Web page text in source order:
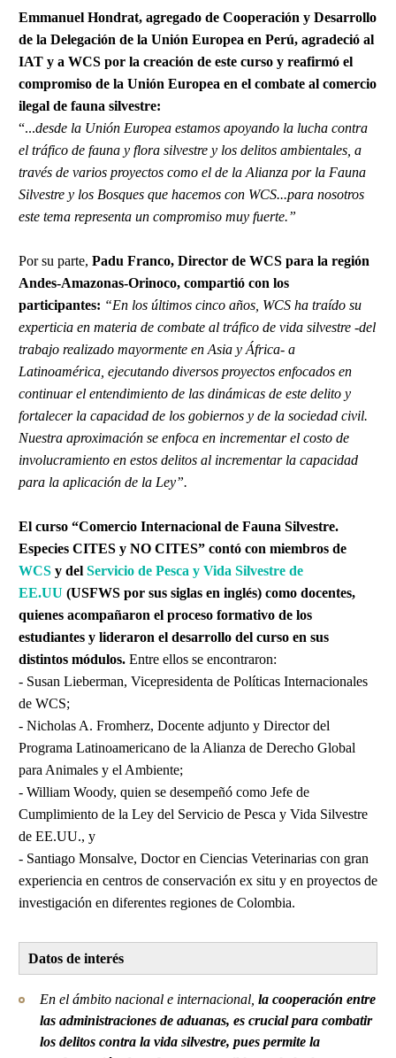
Emmanuel Hondrat, agregado de Cooperación y Desarrollo
de la Delegación de la Unión Europea en Perú, agradeció al
IAT y a WCS por la creación de este curso y reafirmó el
compromiso de la Unión Europea en el combate al comercio
ilegal de fauna silvestre:
“...desde la Unión Europea estamos apoyando la lucha contra
el tráfico de fauna y flora silvestre y los delitos ambientales, a
través de varios proyectos como el de la Alianza por la Fauna
Silvestre y los Bosques que hacemos con WCS...para nosotros
este tema representa un compromiso muy fuerte.”
Por su parte, Padu Franco, Director de WCS para la región
Andes-Amazonas-Orinoco, compartió con los
participantes: “En los últimos cinco años, WCS ha traído su
experticia en materia de combate al tráfico de vida silvestre -del
trabajo realizado mayormente en Asia y África- a
Latinoamérica, ejecutando diversos proyectos enfocados en
continuar el entendimiento de las dinámicas de este delito y
fortalecer la capacidad de los gobiernos y de la sociedad civil.
Nuestra aproximación se enfoca en incrementar el costo de
involucramiento en estos delitos al incrementar la capacidad
para la aplicación de la Ley”.
El curso “Comercio Internacional de Fauna Silvestre.
Especies CITES y NO CITES” contó con miembros de
WCS y del Servicio de Pesca y Vida Silvestre de
EE.UU (USFWS por sus siglas en inglés) como docentes,
quienes acompañaron el proceso formativo de los
estudiantes y lideraron el desarrollo del curso en sus
distintos módulos. Entre ellos se encontraron:
- Susan Lieberman, Vicepresidenta de Políticas Internacionales
de WCS;
- Nicholas A. Fromherz, Docente adjunto y Director del
Programa Latinoamericano de la Alianza de Derecho Global
para Animales y el Ambiente;
- William Woody, quien se desempeñó como Jefe de
Cumplimiento de la Ley del Servicio de Pesca y Vida Silvestre
de EE.UU., y
- Santiago Monsalve, Doctor en Ciencias Veterinarias con gran
experiencia en centros de conservación ex situ y en proyectos de
investigación en diferentes regiones de Colombia.
Datos de interés
En el ámbito nacional e internacional, la cooperación entre
las administraciones de aduanas, es crucial para combatir
los delitos contra la vida silvestre, pues permite la